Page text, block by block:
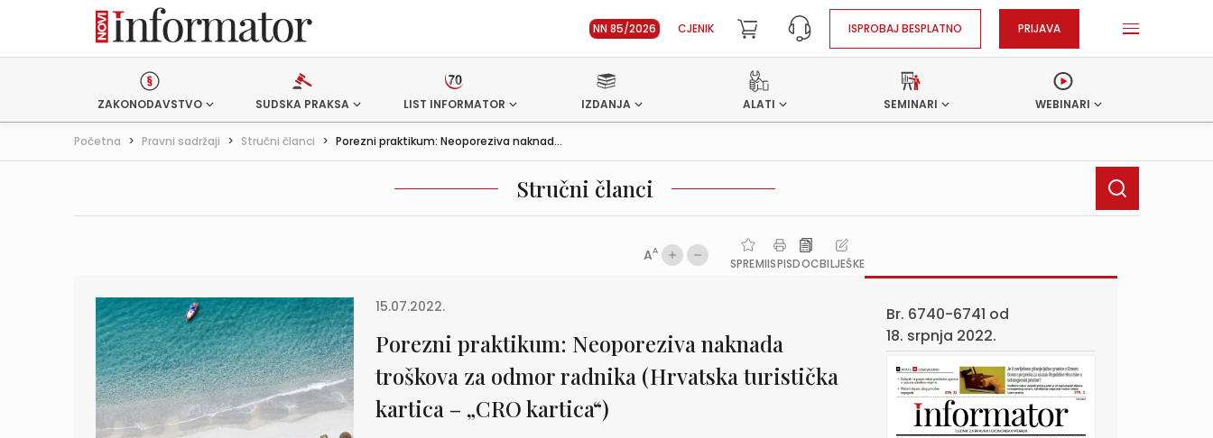
NN 85/2026 CJENIK ISPROBAJ BESPLATNO PRIJAVA
ZAKONODAVSTVO SUDSKA PRAKSA LIST INFORMATOR IZDANJA ALATI SEMINARI WEBINARI
Početna > Pravni sadržaji > Stručni članci > Porezni praktikum: Neoporeziva naknad...
Stručni članci
AA
SPREMIISPISDOCBILJEŠKE
15.07.2022.
Porezni praktikum: Neoporeziva naknada
troškova za odmor radnika (Hrvatska turistička
kartica – „CRO kartica“)
Br. 6740-6741 od
18. srpnja 2022.